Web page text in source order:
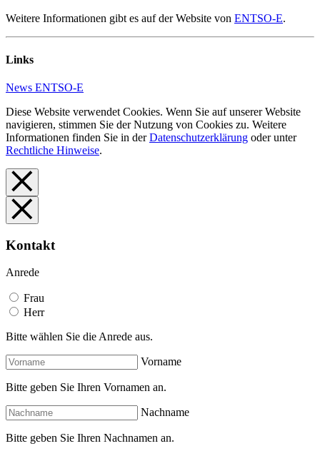
Weitere Informationen gibt es auf der Website von ENTSO-E.
Links
News ENTSO-E
Diese Website verwendet Cookies. Wenn Sie auf unserer Website
navigieren, stimmen Sie der Nutzung von Cookies zu. Weitere
Informationen finden Sie in derDatenschutzerklärung oder unter
Rechtliche Hinweise.
Kontakt
Anrede
Frau
Herr
Bitte wählen Sie die Anrede aus.
Vorname
Bitte geben Sie Ihren Vornamen an.
Nachname
Bitte geben Sie Ihren Nachnamen an.